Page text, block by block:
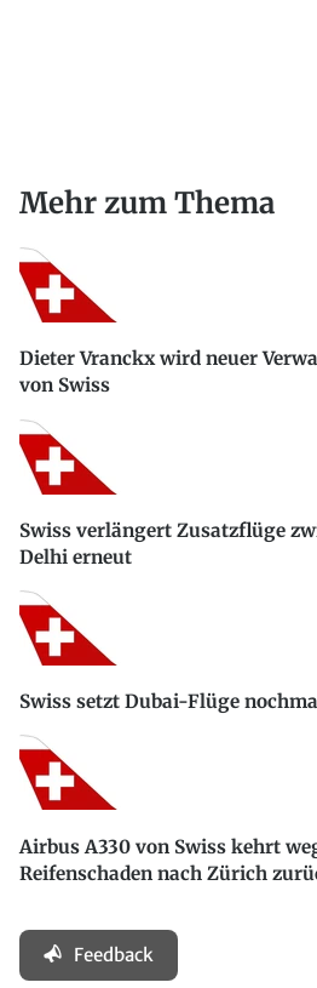
Mehr zum Thema
Dieter Vranckx wird neuer
von Swiss
Swiss verlängert Zusatzflüge
Delhi erneut
Swiss setzt Dubai-Flüge
Airbus A330 von Swiss kehrt
Reifenschaden nach Zürich
Feedback